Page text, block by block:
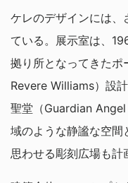
ケレのデザインには、
ている。展示室は、
拠り所となってきたポ
Revere Williams）設
聖堂（Guardian
域のような静謐な空間
思わせる彫刻広場も計